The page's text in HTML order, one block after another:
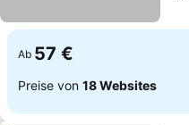
Ab 57 €
Preise von 18 Websites